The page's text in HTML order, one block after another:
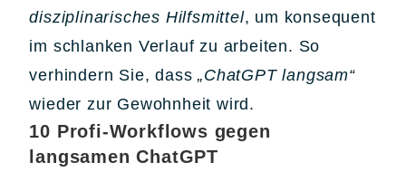
disziplinarisches Hilfsmittel, um konsequent
im schlanken Verlauf zu arbeiten. So
verhindern Sie, dass„ChatGPT langsam“
wieder zur Gewohnheit wird.
10 Profi-Workflows gegen
langsamen ChatGPT